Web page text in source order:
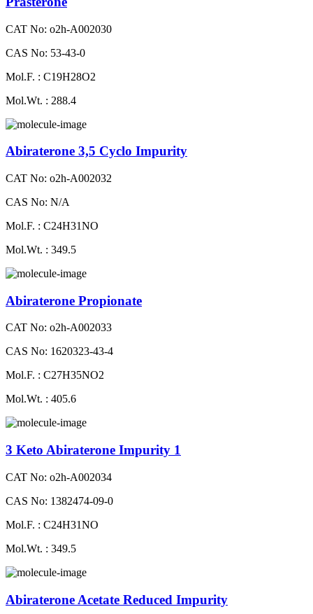
CAT No: o2h-A002030
CAS No: 53-43-0
Mol.F. : C19H28O2
Mol.Wt. : 288.4
Abiraterone 3,5 Cyclo Impurity
CAT No: o2h-A002032
CAS No: N/A
Mol.F. : C24H31NO
Mol.Wt. : 349.5
Abiraterone Propionate
CAT No: o2h-A002033
CAS No: 1620323-43-4
Mol.F. : C27H35NO2
Mol.Wt. : 405.6
3 Keto Abiraterone Impurity 1
CAT No: o2h-A002034
CAS No: 1382474-09-0
Mol.F. : C24H31NO
Mol.Wt. : 349.5
Abiraterone Acetate Reduced Impurity